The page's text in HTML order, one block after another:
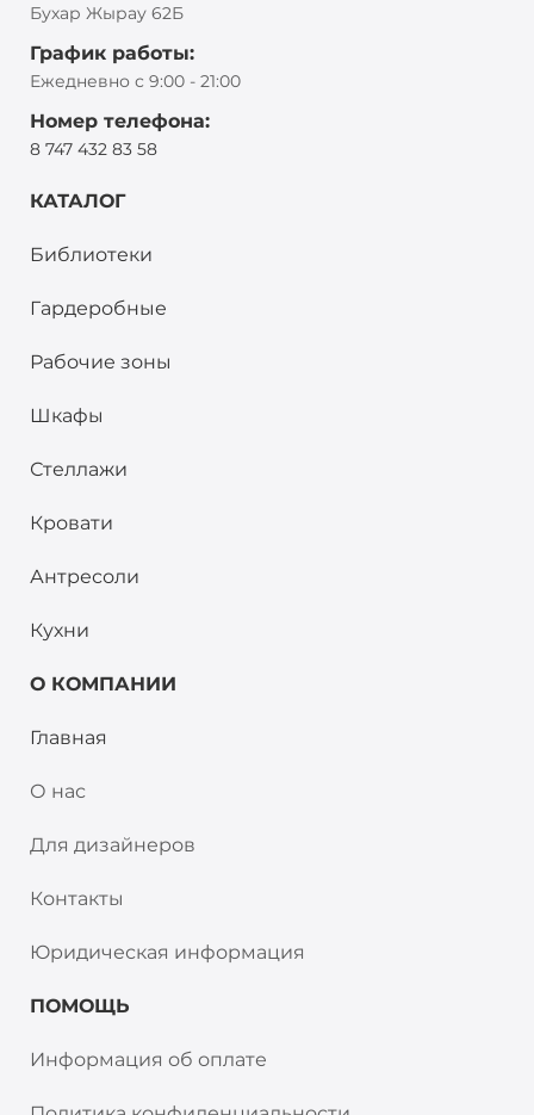
Бухар Жырау 62Б
График работы:
Ежедневно с 9:00 - 21:00
Номер телефона:
8 747 432 83 58
КАТАЛОГ
Библиотеки
Гардеробные
Рабочие зоны
Шкафы
Стеллажи
Кровати
Антресоли
Кухни
О КОМПАНИИ
Главная
О нас
Для дизайнеров
Контакты
Юридическая информация
ПОМОЩЬ
Информация об оплате